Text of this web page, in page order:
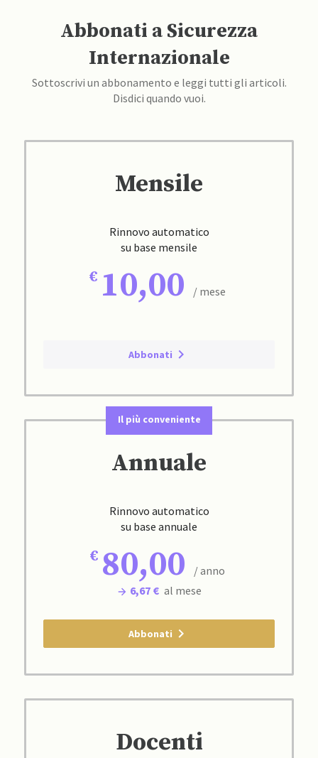
Abbonati a Sicurezza
Internazionale
Sottoscrivi un abbonamento e leggi tutti gli articoli.
Disdici quando vuoi.
Mensile
Rinnovo automatico
su base mensile
10,00 / mese
Abbonati
Il più conveniente
Annuale
Rinnovo automatico
su base annuale
80,00
/ anno
6,67 € al mese
Abbonati
Docenti